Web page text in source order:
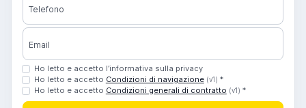
Telefono
Email
Ho letto e accetto l’informativa sulla privacy
Ho letto e accetto Condizioni di navigazione (v1) *
Ho letto e accetto Condizioni generali di contratto (v1) *